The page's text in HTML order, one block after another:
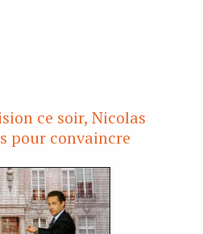
ce soir, Nicolas
pour convaincre